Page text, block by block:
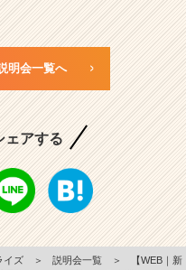
明会一覧へ
ェアする
イズ ＞ 説明会一覧 ＞
【WEB｜新